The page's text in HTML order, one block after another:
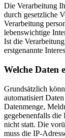
Die Verarbeitung
durch gesetzliche
Verarbeitung
lebenswichtige
Ist die
erstgenannte
Welche Daten
Grundsätzlich
automatisiert
Datenmenge,
gegebenenfalls
nicht statt. Die
muss die IP-